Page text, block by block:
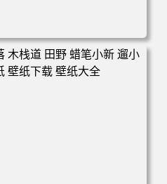
猫 猫咪 萌宠 电脑桌面 高清壁